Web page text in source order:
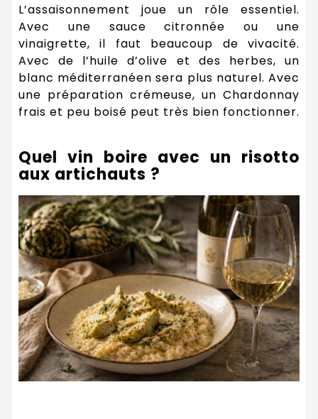
L’assaisonnement joue un rôle essentiel.
Avec une sauce citronnée ou une
vinaigrette, il faut beaucoup de vivacité.
Avec de l’huile d’olive et des herbes, un
blanc méditerranéen sera plus naturel. Avec
une préparation crémeuse, un Chardonnay
frais et peu boisé peut très bien fonctionner.
Quel vin boire avec un risotto
aux artichauts ?